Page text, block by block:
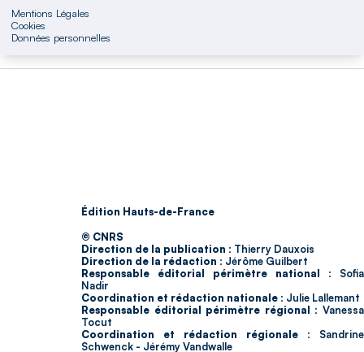
Mentions Légales
Cookies
Données personnelles
Édition Hauts-de-France
© CNRS
Direction de la publication : Thierry Dauxois
Direction de la rédaction : Jérôme Guilbert
Responsable éditorial périmètre national : Sofia
Nadir
Coordination et rédaction nationale : Julie Lallemant
Responsable éditorial périmètre régional : Vanessa
Tocut
Coordination et rédaction régionale : Sandrine
Schwenck - Jérémy Vandwalle